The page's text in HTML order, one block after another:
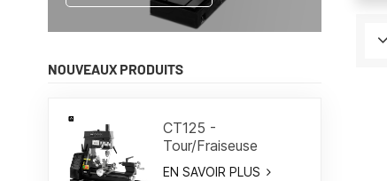
NOUVEAUX PRODUITS
CT125 -
Tour/Fraiseuse
combiné 7"
EN SAVOIR PLUS